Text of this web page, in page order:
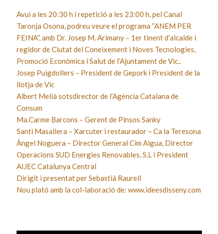
Avui a les 20:30 h i repetició a les 23:00 h, pel Canal
Taronja Osona, podreu veure el programa “ANEM PER
FEINA”, amb Dr. Josep M. Arimany – 1er tinent d’alcalde i
regidor de Ciutat del Coneixement i Noves Tecnologies,
Promoció Econòmica i Salut de l’Ajuntament de Vic..
Josep Puigdollers – President de Gepork i President de la
llotja de Vic
Albert Melià sotsdirector de l’Agència Catalana de
Consum
Ma.Carme Barcons – Gerent de Pinsos Sanky
Santi Masallera – Xarcuter i restaurador – Ca la Teresona
Àngel Noguera – Director General Cim Aigua, Director
Operacions SUD Energies Renovables, S.L i President
AIJEC Catalunya Central
Dirigit i presentat per Sebastià Raurell
Nou plató amb la col-laboració de: www.ideesdisseny.com